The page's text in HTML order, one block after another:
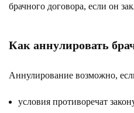
брачного договора, если он
Как аннулировать
Аннулирование возможно,
условия противоречат